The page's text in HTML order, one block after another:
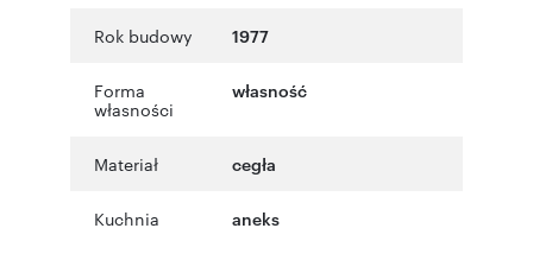
Rok budowy 1977
Forma
własności
własność
Materiał cegła
Kuchnia aneks